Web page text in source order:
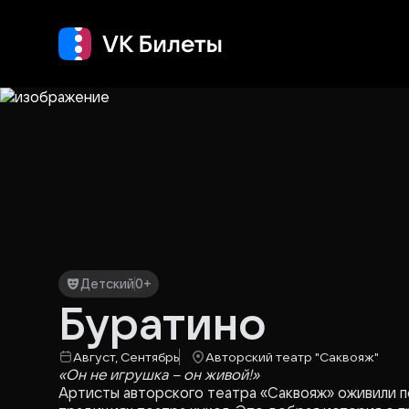
Детский0+
Буратино
Август, Сентябрь Авторский театр "Саквояж"
«Он не игрушка – он живой!»
Артисты авторского театра «Саквояж» оживили